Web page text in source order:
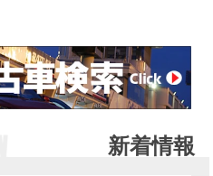
新着情報